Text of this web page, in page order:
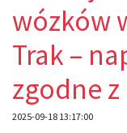
wózków
Trak –
zgodne z
2025-09-18 13:17:00